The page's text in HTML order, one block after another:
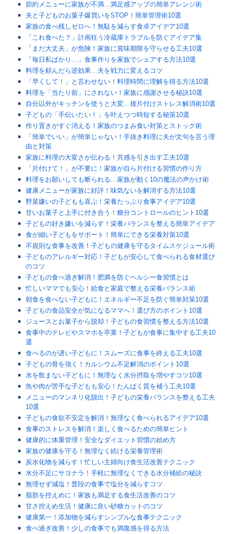
節約メニューに家族が不満…満足感アップの簡単アレンジ術
夫と子どものお菓子爆買いをSTOP！簡単管理術10選
家族の食べ残しゼロへ！無駄を減らす食卓アイデア10選
「これ食べた？」計画狂う冷蔵庫トラブルを防ぐアイデア集
「まだ大丈夫」が危険！家族に賞味期限を守らせる工夫10選
「毎日私ばかり…」食事作りを家族でシェアする方法10選
料理を頼んだら逆効果…夫を戦力に変えるコツ
「早くして！」と言わせない！料理時間に理解を得る方法10選
料理を「当たり前」にされない！家族に感謝させる秘訣10選
自分以外がキッチンを使うと大変…後片付けストレス解消術10選
子どもの「手伝いたい！」を叶えつつ時短する秘策10選
作り置きがすぐ消える！家族のつまみ食い対策とストック術
「簡単でいい」が簡単じゃない！手抜き料理に夫が文句を言う理
由と対策
家族に料理の大変さが伝わる！共感を引き出す工夫10選
「片付けて！」が不要に！家族が自ら片付ける習慣の作り方
料理をお願いしても断られる…家族が動く10の魔法の声かけ術
健康メニューが家族に好評！味気ないを解消する方法10選
野菜嫌いの子どもも喜ぶ！栄養たっぷり食事アイデア10選
甘いお菓子と上手に付き合う！糖分コントロールのヒント10選
子どもの好き嫌いを減らす！栄養バランスを整える簡単アイデア
食が細い子どもをサポート！簡単にできる栄養対策10選
不規則な食事を改善！子どもの健康を守るタイムスケジュール術
子どものアレルギー対応！子どもが安心して食べられる食材選び
のコツ
子どもの食べ過ぎ解消！肥満を防ぐヘルシー食習慣とは
忙しいママでも安心！給食と家庭で整える栄養バランス術
朝食を食べない子どもに！エネルギー不足を防ぐ簡単対策10選
子どもの食品安全が気になるママへ！選び方のポイント10選
ジュースとお菓子から脱却！子どもの食習慣を整える方法10選
食事中のテレビやスマホを卒業！子どもが食事に集中する工夫10
選
食べるのが遅い子どもに！スムーズに食事を終える工夫10選
子どもの骨を強く！カルシウム不足解消のポイント10選
水を飲まない子どもに！無理なく水分摂取を増やすコツ10選
魚や肉が苦手な子どもも安心！たんぱく質を補う工夫10選
メニューのマンネリ化脱出！子どもの栄養バランスを整える工夫
10選
子どもの食欲不安定を解消！無理なく食べられるアイデア10選
食事のストレスを解消！楽しく食べるための簡単ヒント
健康的に体重管理！安全なダイエット習慣の始め方
家族の健康を守る！無理なく続ける栄養管理術
炭水化物を減らす！忙しい主婦向け食生活改善テクニック
水分不足にサヨナラ！手軽に無理なくできる水分補給の秘訣
無理せず減塩！普段の食事で塩分を減らすコツ
脂肪を控えめに！家族も満足する食生活改善のコツ
甘さ控えめ生活！健康に良い砂糖カットのコツ
健康第一！添加物を減らすシンプルな食事テクニック
食べ過ぎ改善！少しの食事でも満腹感を得る方法